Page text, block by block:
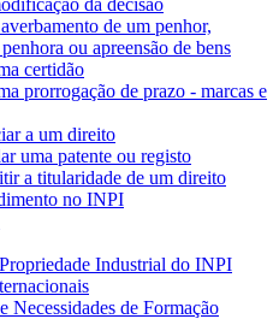
da decisão
de um penhor,
ou apreensão de bens
certidão
prorrogação de prazo - marcas e
a um direito
uma patente ou registo
a titularidade de um direito
no INPI
Industrial do INPI
Necessidades de Formação